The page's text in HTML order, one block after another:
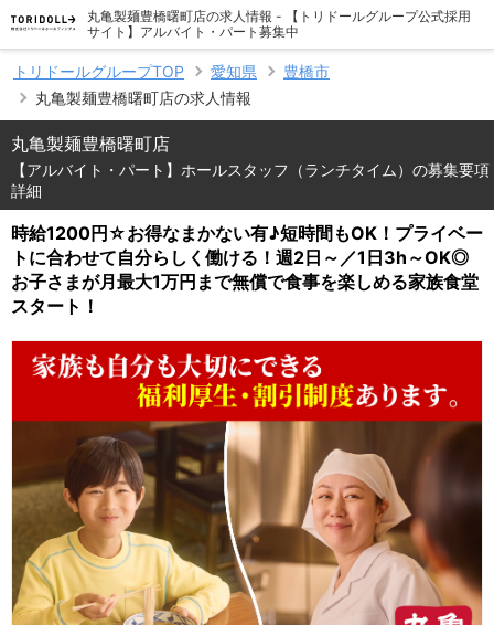
丸亀製麺豊橋曙町店の求人情報 - 【トリドールグループ公式採用
サイト】アルバイト・パート募集中
トリドールグループTOP 愛知県
豊橋市
丸亀製麺豊橋曙町店の求人情報
丸亀製麺豊橋曙町店
【アルバイト・パート】ホールスタッフ（ランチタイム）の募集要項
詳細
時給1200円☆お得なまかない有♪短時間もOK！プライベー
トに合わせて自分らしく働ける！週2日～／1日3h～OK◎
お子さまが月最大1万円まで無償で食事を楽しめる家族食堂
スタート！